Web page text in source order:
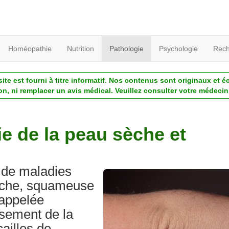
Homéopathie Nutrition Pathologie Psychologie
est fourni à titre informatif. Nos contenus sont originaux et
ni remplacer un avis médical. Veuillez consulter votre
de la peau sèche et
maladies
squameuse
de la